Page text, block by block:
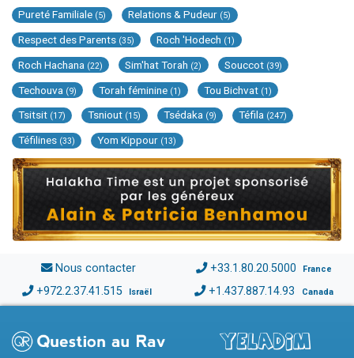
Pureté Familiale (5) Relations & Pudeur (5)
Respect des Parents (35) Roch 'Hodech (1)
Roch Hachana (22) Sim'hat Torah (2) Souccot (39)
Techouva (9) Torah féminine (1) Tou Bichvat (1)
Tsitsit (17) Tsniout (15) Tsédaka (9) Téfila (247)
Téfilines (33) Yom Kippour (13)
Nous contacter +33.1.80.20.5000 France
+972.2.37.41.515 Israël +1.437.887.14.93 Canada